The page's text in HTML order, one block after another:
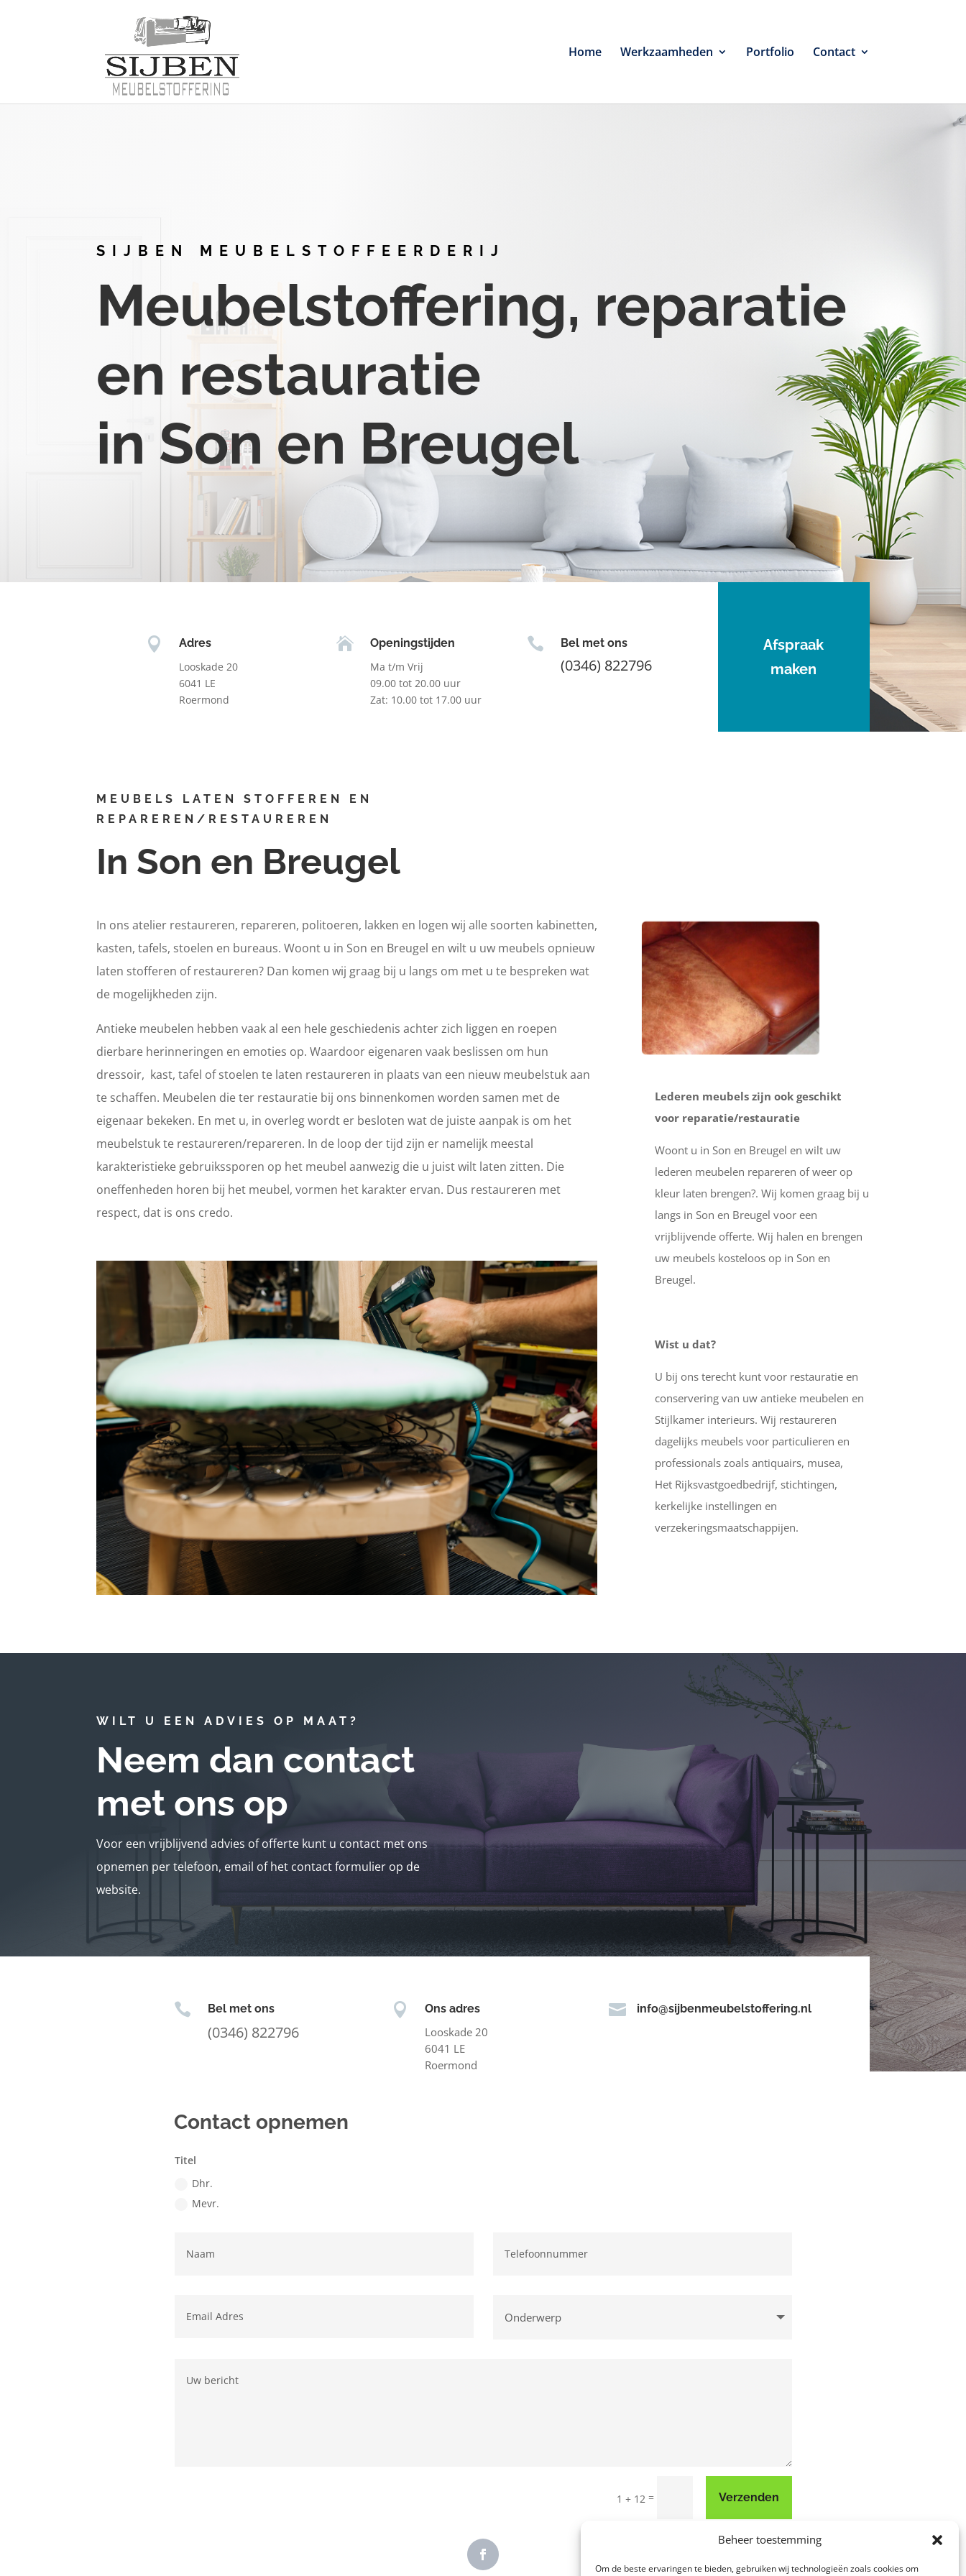
Beheer toestemming
Om de beste ervaringen te bieden, gebruiken wij technologieën zoals cookies om
Home Werkzaamheden Portfolio Contact
SIJBEN MEUBELSTOFFEERDERIJ
Meubelstoffering, reparatie
en restauratie
in Son en Breugel

Adres
Looskade 20
6041 LE
Roermond

Openingstijden
Ma t/m Vrij
09.00 tot 20.00 uur
Zat: 10.00 tot 17.00 uur
 Bel met ons
(0346) 822796
Afspraak
maken
MEUBELS LATEN STOFFEREN EN
REPAREREN/RESTAUREREN
In Son en Breugel
In ons atelier restaureren, repareren, politoeren, lakken en logen wij alle soorten kabinetten,
kasten, tafels, stoelen en bureaus. Woont u in Son en Breugel en wilt u uw meubels opnieuw
laten stofferen of restaureren? Dan komen wij graag bij u langs om met u te bespreken wat
de mogelijkheden zijn.
Antieke meubelen hebben vaak al een hele geschiedenis achter zich liggen en roepen
dierbare herinneringen en emoties op. Waardoor eigenaren vaak beslissen om hun
dressoir, kast, tafel of stoelen te laten restaureren in plaats van een nieuw meubelstuk aan
te schaffen. Meubelen die ter restauratie bij ons binnenkomen worden samen met de
eigenaar bekeken. En met u, in overleg wordt er besloten wat de juiste aanpak is om het
meubelstuk te restaureren/repareren. In de loop der tijd zijn er namelijk meestal
karakteristieke gebruikssporen op het meubel aanwezig die u juist wilt laten zitten. Die
oneffenheden horen bij het meubel, vormen het karakter ervan. Dus restaureren met
respect, dat is ons credo.
Lederen meubels zijn ook geschikt
voor reparatie/restauratie
Woont u in Son en Breugel en wilt uw
lederen meubelen repareren of weer op
kleur laten brengen?. Wij komen graag bij u
langs in Son en Breugel voor een
vrijblijvende offerte. Wij halen en brengen
uw meubels kosteloos op in Son en
Breugel.
Wist u dat?
U bij ons terecht kunt voor restauratie en
conservering van uw antieke meubelen en
Stijlkamer interieurs. Wij restaureren
dagelijks meubels voor particulieren en
professionals zoals antiquairs, musea,
Het Rijksvastgoedbedrijf, stichtingen,
kerkelijke instellingen en
verzekeringsmaatschappijen.
WILT U EEN ADVIES OP MAAT?
Neem dan contact
met ons op
Voor een vrijblijvend advies of offerte kunt u contact met ons
opnemen per telefoon, email of het contact formulier op de
website.
 Bel met ons
(0346) 822796
 Ons adres
Looskade 20
6041 LE
Roermond
 info@sijbenmeubelstoffering.nl
Contact opnemen
Titel
Dhr.
Mevr.
1 + 12 = Verzenden